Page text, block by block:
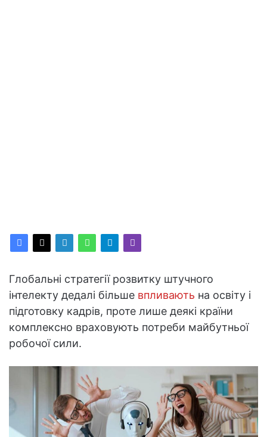
Глобальні стратегії розвитку штучного
інтелекту дедалі більше впливають на освіту і
підготовку кадрів, проте лише деякі країни
комплексно враховують потреби майбутньої
робочої сили.